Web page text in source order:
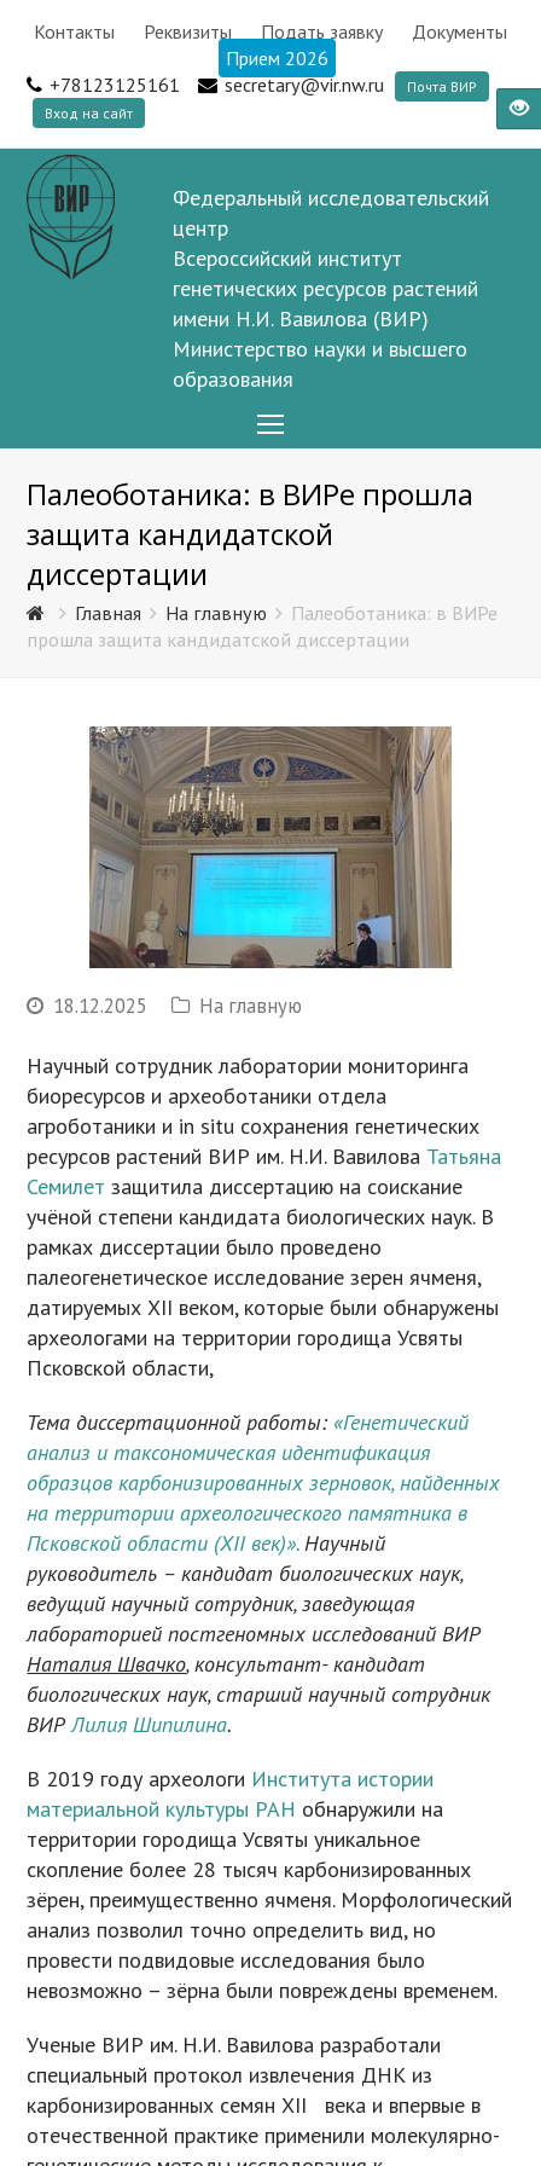
Контакты Реквизиты Подать заявку
Документы
Прием 2026
+78123125161
secretary@vir.nw.ru
Почта ВИР
Вход на сайт
Федеральный исследовательский
центр
Всероссийский институт
генетических ресурсов растений
имени Н.И. Вавилова (ВИР)
Министерство науки и высшего
образования
Menu
Палеоботаника: в ВИРе прошла
защита кандидатской
диссертации
Главная На главную
Палеоботаника: в ВИРе
прошла защита кандидатской диссертации
18.12.2025 На главную
Научный сотрудник лаборатории мониторинга
биоресурсов и археоботаники отдела
агроботаники и in situ сохранения генетических
ресурсов растений ВИР им. Н.И. Вавилова Татьяна
Семилет защитила диссертацию на соискание
учёной степени кандидата биологических наук. В
рамках диссертации было проведено
палеогенетическое исследование зерен ячменя,
датируемых XII веком, которые были обнаружены
археологами на территории городища Усвяты
Псковской области,
Тема диссертационной работы:«Генетический
анализ и таксономическая идентификация
образцов карбонизированных зерновок, найденных
на территории археологического памятника в
Псковской области (XII век)».Научный
руководитель – кандидат биологических наук,
ведущий научный сотрудник, заведующая
лабораторией постгеномных исследований ВИР
Наталия Швачко, консультант- кандидат
биологическихнаук,старший научный сотрудник
ВИРЛилия Шипилина.
В 2019 году археологи Института истории
материальной культуры РАН обнаружили на
территории городища Усвяты уникальное
скопление более 28 тысяч карбонизированных
зёрен, преимущественно ячменя. Морфологический
анализ позволил точно определить вид, но
провести подвидовые исследования было
невозможно – зёрна были повреждены временем.
Ученые ВИР им. Н.И. Вавилова разработали
специальный протокол извлечения ДНК из
карбонизированных семян XII века и впервые в
отечественной практике применили молекулярно-